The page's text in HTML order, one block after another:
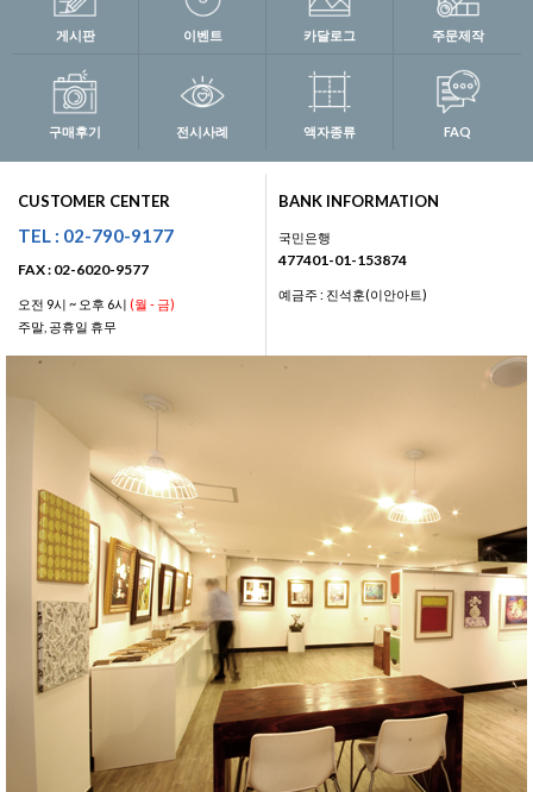
게시판 이벤트 카달로그 주문제작
구매후기 전시사례 액자종류 FAQ
CUSTOMER CENTER
TEL : 02-790-9177
FAX : 02-6020-9577
오전 9시 ~ 오후 6시 (월 - 금)
주말, 공휴일 휴무
BANK INFORMATION
국민은행
477401-01-153874
예금주 : 진석훈(이안아트)